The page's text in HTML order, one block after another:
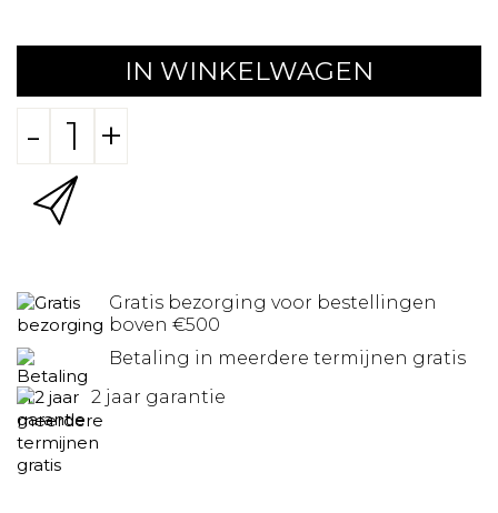
IN WINKELWAGEN
- +
Gratis bezorging voor bestellingen
boven €500
Betaling in meerdere termijnen gratis
2 jaar garantie